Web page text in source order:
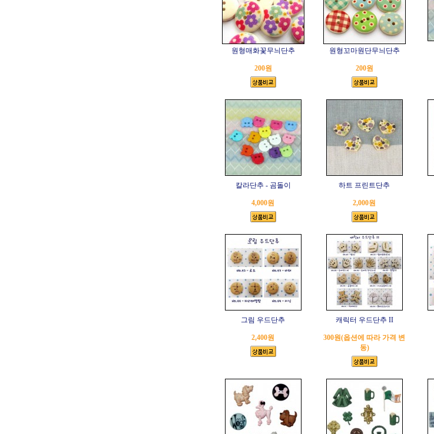
원형매화꽃무늬단추
200원
원형꼬마원단무늬단추
200원
칼라단추 - 곰돌이
4,000원
하트 프린트단추
2,000원
그림 우드단추
2,400원
캐릭터 우드단추 II
300원(옵션에 따라 가격 변
동)